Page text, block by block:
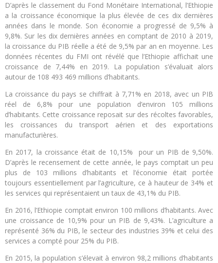
D’après le classement du Fond Monétaire International, l’Ethiopie
a la croissance économique la plus élevée de ces dix dernières
années dans le monde. Son économie a progressé de 9,5% à
9,8%. Sur les dix dernières années en comptant de 2010 à 2019,
la croissance du PIB réelle a été de 9,5% par an en moyenne. Les
données récentes du FMI ont révélé que l’Ethiopie affichait une
croissance de 7,44% en 2019. La population s’évaluait alors
autour de 108 493 469 millions d’habitants.
La croissance du pays se chiffrait à 7,71% en 2018, avec un PIB
réel de 6,8% pour une population d’environ 105 millions
d’habitants. Cette croissance reposait sur des récoltes favorables,
les croissances du transport aérien et des exportations
manufacturières.
En 2017, la croissance était de 10,15% pour un PIB de 9,50%.
D’après le recensement de cette année, le pays comptait un peu
plus de 103 millions d’habitants et l’économie était portée
toujours essentiellement par l’agriculture, ce à hauteur de 34% et
les services qui représentaient un taux de 43,1% du PIB.
En 2016, l’Ethiopie comptait environ 100 millions d’habitants. Avec
une croissance de 10,9% pour un PIB de 9,43%. L’agriculture a
représenté 36% du PIB, le secteur des industries 39% et celui des
services a compté pour 25% du PIB.
En 2015, la population s’élevait à environ 98,2 millions d’habitants